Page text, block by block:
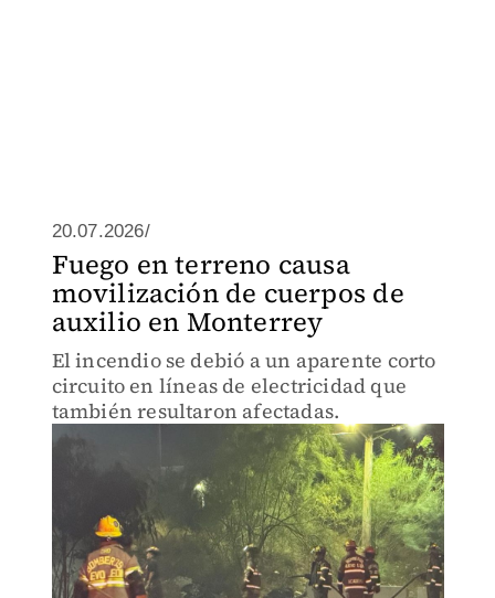
20.07.2026/
Fuego en terreno causa
movilización de cuerpos de
auxilio en Monterrey
El incendio se debió a un aparente corto
circuito en líneas de electricidad que
también resultaron afectadas.